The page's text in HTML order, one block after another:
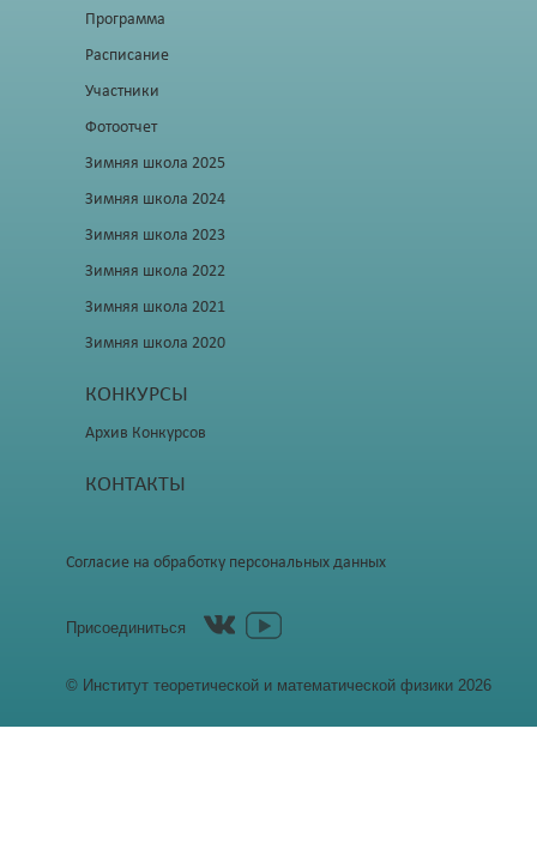
Программа
Расписание
Участники
Фотоотчет
Зимняя школа 2025
Зимняя школа 2024
Зимняя школа 2023
Зимняя школа 2022
Зимняя школа 2021
Зимняя школа 2020
КОНКУРСЫ
Архив Конкурсов
КОНТАКТЫ
Согласие на обработку персональных данных
Присоединиться
© Институт теоретической и математической физики 2026